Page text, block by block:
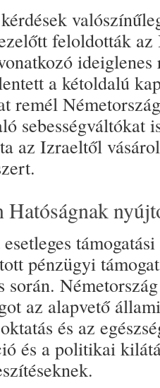
feloldották
ideiglenes
a kétoldalú
remél
sebességváltókat
az Izraeltől
Hatóságnak
pénzügyi
során.
az alapvető
és az
és a politikai